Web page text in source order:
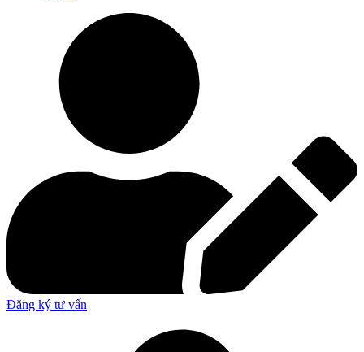
Đăng ký tư vấn